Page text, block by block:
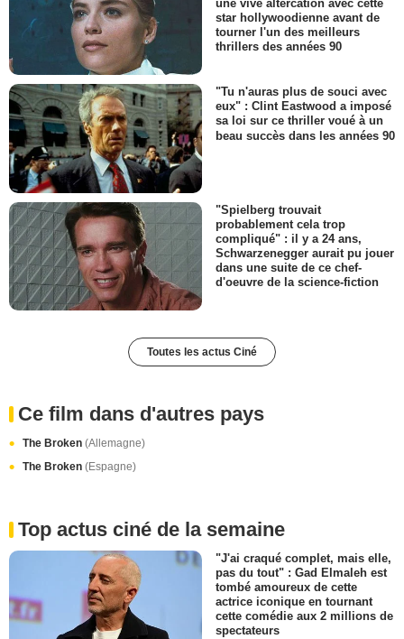
une vive altercation avec cette
star hollywoodienne avant de
tourner l'un des meilleurs
thrillers des années 90
"Tu n'auras plus de souci avec
eux" : Clint Eastwood a imposé
sa loi sur ce thriller voué à un
beau succès dans les années 90
"Spielberg trouvait
probablement cela trop
compliqué" : il y a 24 ans,
Schwarzenegger aurait pu jouer
dans une suite de ce chef-
d'oeuvre de la science-fiction
Toutes les actus Ciné
Ce film dans d'autres pays
The Broken (Allemagne)
The Broken (Espagne)
Top actus ciné de la semaine
"J'ai craqué complet, mais elle,
pas du tout" : Gad Elmaleh est
tombé amoureux de cette
actrice iconique en tournant
cette comédie aux 2 millions de
spectateurs